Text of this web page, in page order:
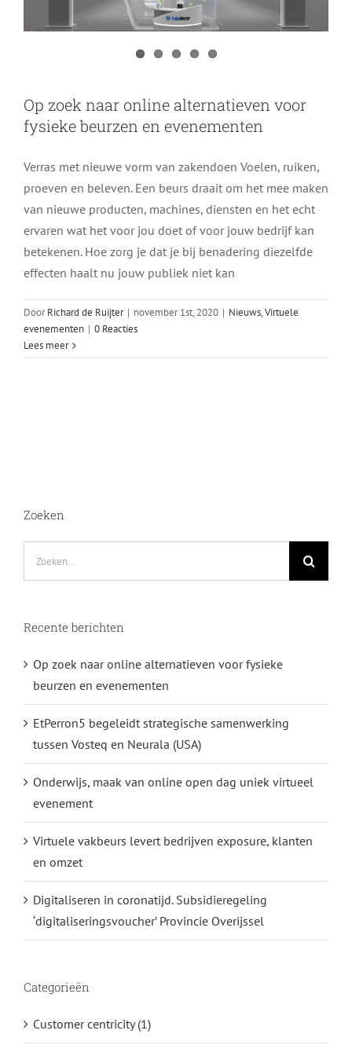
Op zoek naar online alternatieven voor
fysieke beurzen en evenementen
Verras met nieuwe vorm van zakendoen Voelen, ruiken,
proeven en beleven. Een beurs draait om het mee maken
van nieuwe producten, machines, diensten en het echt
ervaren wat het voor jou doet of voor jouw bedrijf kan
betekenen. Hoe zorg je dat je bij benadering diezelfde
effecten haalt nu jouw publiek niet kan
DoorRichard de Ruijter | november 1st, 2020 | Nieuws,Virtuele
evenementen | 0 Reacties
Lees meer
Zoeken
Recente berichten
Op zoek naar online alternatieven voor fysieke
beurzen en evenementen
EtPerron5 begeleidt strategische samenwerking
tussen Vosteq en Neurala (USA)
Onderwijs, maak van online open dag uniek virtueel
evenement
Virtuele vakbeurs levert bedrijven exposure, klanten
en omzet
Digitaliseren in coronatijd. Subsidieregeling
‘digitaliseringsvoucher’ Provincie Overijssel
Categorieën
Customer centricity (1)